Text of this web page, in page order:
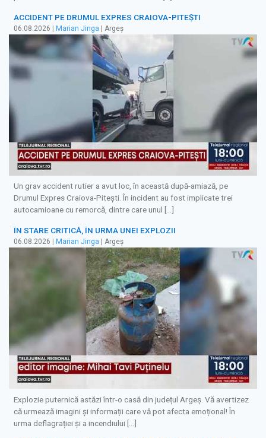
ACCIDENT PE DRUMUL EXPRES CRAIOVA-PITEȘTI
06.08.2026 | Marian Jinga | Argeș
Un grav accident rutier a avut loc, în această după-amiază, pe
Drumul Expres Craiova-Pitești. În incident au fost implicate trei
autocamioane cu remorcă, dintre care unul […]
ÎN STARE CRITICĂ, ÎN URMA UNEI EXPLOZII
06.08.2026 Marian Jinga | Argeș
Explozie puternică astăzi într-o casă din județul Argeș. Vă avertizez
că urmează imagini și informații care vă pot afecta emoțional! În
urma deflagrației și a incendiului […]